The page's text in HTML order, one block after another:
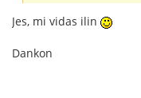
Jes, mi vidas ilin
Dankon